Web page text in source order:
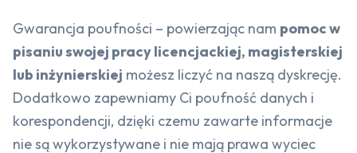
Gwarancja poufności – powierzając nam pomoc w
pisaniu swojej pracy licencjackiej, magisterskiej
lub inżynierskiej możesz liczyć na naszą dyskrecję.
Dodatkowo zapewniamy Ci poufność danych i
korespondencji, dzięki czemu zawarte informacje
nie są wykorzystywane i nie mają prawa wyciec